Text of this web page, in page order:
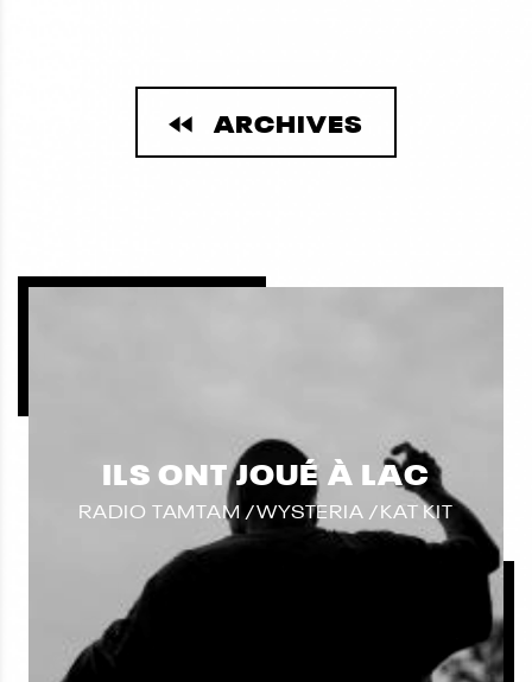
ARCHIVES
ILS ONT JOUÉ À LAC
RADIO TAMTAM /WYSTERIA /KAT KIT